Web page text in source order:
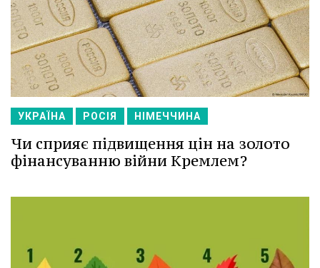
УКРАЇНА РОСІЯ НІМЕЧЧИНА
Чи сприяє підвищення цін на золото
фінансуванню війни Кремлем?